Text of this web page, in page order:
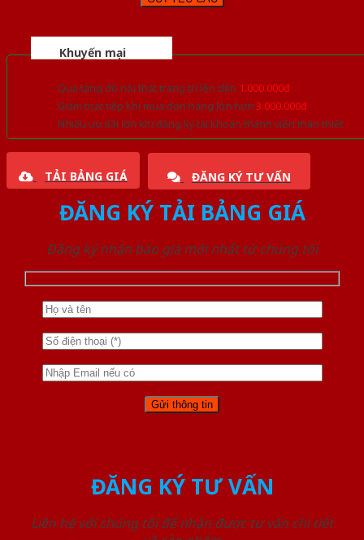
Khuyến mại
Quà tặng đồ nội thất trang trí lên đến 1.000.000đ
Giảm trực tiếp khi mua đơn hàng lớn hơn 3.000.000đ
Nhiều ưu đãi lớn khi đăng ký tài khoản thành viên thân thiết
TẢI BẢNG GIÁ ĐĂNG KÝ TƯ VẤN
ĐĂNG KÝ TẢI BẢNG GIÁ
Đăng ký nhận báo giá mới nhất từ chúng tôi
ĐĂNG KÝ TƯ VẤN
Liên hệ với chúng tôi để nhận được tư vấn chi tiết